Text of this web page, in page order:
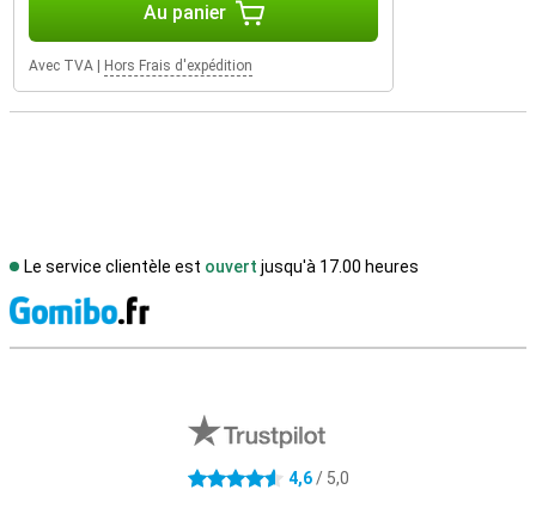
Au panier
Avec TVA Hors Frais d'expédition
Le service clientèle est ouvert jusqu'à 17.00 heures
4.6 étoiles 4,6/ 5,0